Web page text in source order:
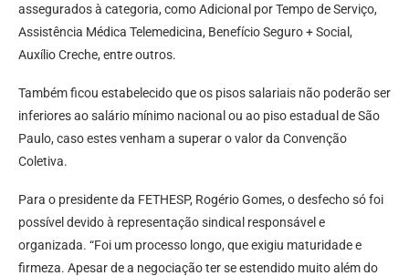
assegurados à categoria, como Adicional por Tempo de Serviço,
Assistência Médica Telemedicina, Benefício Seguro + Social,
Auxílio Creche, entre outros.
Também ficou estabelecido que os pisos salariais não poderão ser
inferiores ao salário mínimo nacional ou ao piso estadual de São
Paulo, caso estes venham a superar o valor da Convenção
Coletiva.
Para o presidente da FETHESP, Rogério Gomes, o desfecho só foi
possível devido à representação sindical responsável e
organizada. “Foi um processo longo, que exigiu maturidade e
firmeza. Apesar de a negociação ter se estendido muito além do